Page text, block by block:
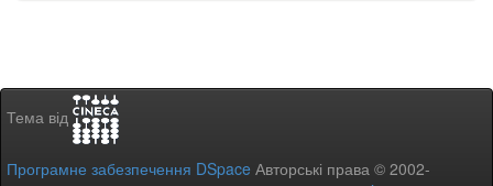
Тема від
Програмне забезпечення DSpace Авторські права © 2002-